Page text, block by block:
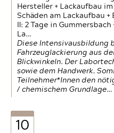
Hersteller + Lackaufbau
Schäden am Lackaufbau +
II: 2 Tage in
La…
Diese Intensivausbildung
Fahrzeuglackierung aus
Blickwinkeln. Der
sowie dem Handwerk.
Teilnehmer*Innen den
/ chemischem Grundlage…
10